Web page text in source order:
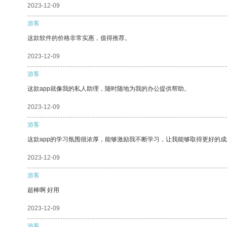
2023-12-09
游客
这款软件的价格非常实惠，值得推荐。
2023-12-09
游客
这款app就像我的私人助理，随时随地为我的办公提供帮助。
2023-12-09
游客
这款app的学习氛围很浓厚，能够激励我不断学习，让我能够取得更好的
2023-12-09
游客
超棒啊 好用
2023-12-09